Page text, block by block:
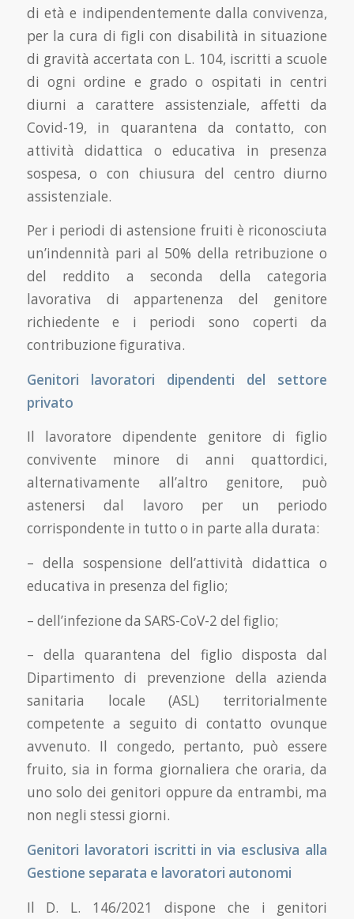
di età e indipendentemente dalla convivenza,
per la cura di figli con disabilità in situazione
di gravità accertata con L. 104, iscritti a scuole
di ogni ordine e grado o ospitati in centri
diurni a carattere assistenziale, affetti da
Covid-19, in quarantena da contatto, con
attività didattica o educativa in presenza
sospesa, o con chiusura del centro diurno
assistenziale.
Per i periodi di astensione fruiti è riconosciuta
un’indennità pari al 50% della retribuzione o
del reddito a seconda della categoria
lavorativa di appartenenza del genitore
richiedente e i periodi sono coperti da
contribuzione figurativa.
Genitori lavoratori dipendenti del settore
privato
Il lavoratore dipendente genitore di figlio
convivente minore di anni quattordici,
alternativamente all’altro genitore, può
astenersi dal lavoro per un periodo
corrispondente in tutto o in parte alla durata:
– della sospensione dell’attività didattica o
educativa in presenza del figlio;
– dell’infezione da SARS-CoV-2 del figlio;
– della quarantena del figlio disposta dal
Dipartimento di prevenzione della azienda
sanitaria locale (ASL) territorialmente
competente a seguito di contatto ovunque
avvenuto. Il congedo, pertanto, può essere
fruito, sia in forma giornaliera che oraria, da
uno solo dei genitori oppure da entrambi, ma
non negli stessi giorni.
Genitori lavoratori iscritti in via esclusiva alla
Gestione separata e lavoratori autonomi
Il D. L. 146/2021 dispone che i genitori